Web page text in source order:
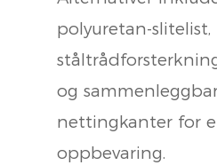
polyuretan-slitelist,
og
nettingkanter for
oppbevaring.